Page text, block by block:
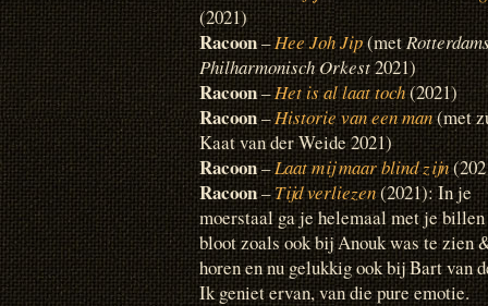
(2021)
Racoon–Hee Joh Jip(met
Philharmonisch Orkest2021)
Racoon–Het is al laat toch(2021)
Racoon–Historie van een man(met
Kaat van der Weide 2021)
Racoon–Laat mij maar blind zijn
Racoon–Tijd verliezen(2021): In je
moerstaal ga je helemaal met je billen
bloot zoals ook bij Anouk was te zien
horen en nu gelukkig ook bij Bart van
Ik geniet ervan, van die pure emotie.